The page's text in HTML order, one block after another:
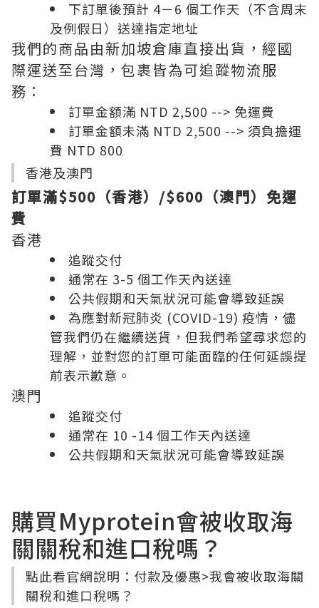
下訂單後預計 4－6 個工作天（不含周末
及例假日）送達指定地址
我們的商品由新加坡倉庫直接出貨，經國
際運送至台灣，包裹皆為可追蹤物流服
務：
訂單金額滿 NTD 2,500 --> 免運費
訂單金額未滿 NTD 2,500 --> 須負擔運
費 NTD 800
香港及澳門
訂單滿$500（香港）/$600（澳門）免運
費
香港
追蹤交付
通常在 3-5 個工作天內送達
公共假期和天氣狀況可能會導致延誤
為應對新冠肺炎 (COVID-19) 疫情，儘
管我們仍在繼續送貨，但我們希望尋求您的
理解，並對您的訂單可能面臨的任何延誤提
前表示歉意。
澳門
追蹤交付
通常在 10 -14 個工作天內送達
公共假期和天氣狀況可能會導致延誤
購買Myprotein會被收取海
關關稅和進口稅嗎？
點此看官網說明：付款及優惠>我會被收取海關
關稅和進口稅嗎？